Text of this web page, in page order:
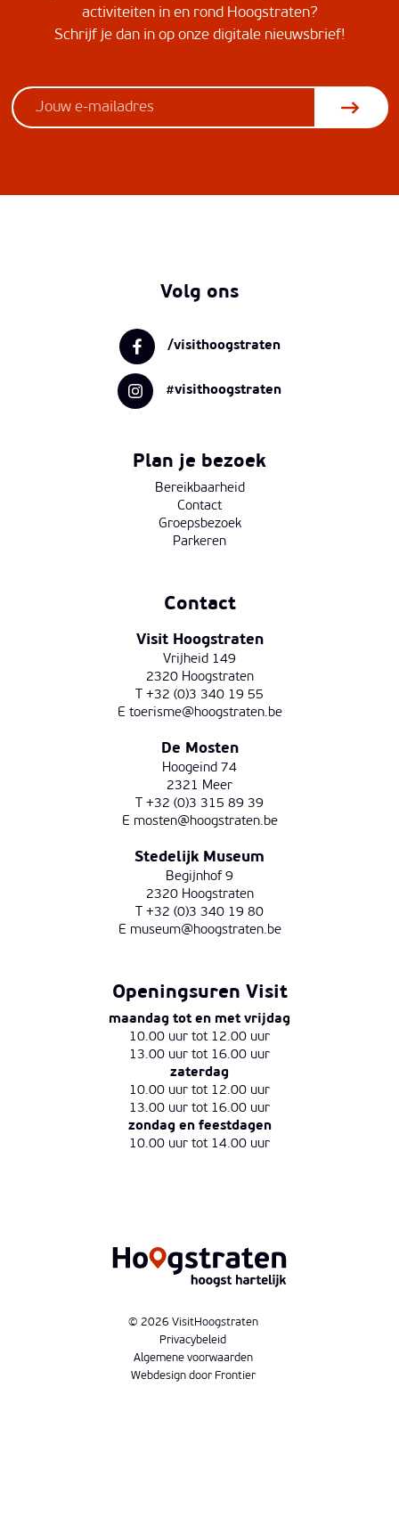
activiteiten in en rond Hoogstraten?
Schrijf je dan in op onze digitale nieuwsbrief!
Volg ons
/visithoogstraten
#visithoogstraten
Plan je bezoek
Bereikbaarheid
Contact
Groepsbezoek
Parkeren
Contact
Visit Hoogstraten
Vrijheid 149
2320 Hoogstraten
T +32 (0)3 340 19 55
E toerisme@hoogstraten.be
De Mosten
Hoogeind 74
2321 Meer
T +32 (0)3 315 89 39
E mosten@hoogstraten.be
Stedelijk Museum
Begijnhof 9
2320 Hoogstraten
T +32 (0)3 340 19 80
E museum@hoogstraten.be
Openingsuren Visit
maandag tot en met vrijdag
10.00 uur tot 12.00 uur
13.00 uur tot 16.00 uur
zaterdag
10.00 uur tot 12.00 uur
13.00 uur tot 16.00 uur
zondag en feestdagen
10.00 uur tot 14.00 uur
© 2026 VisitHoogstraten
Privacybeleid
Algemene voorwaarden
Webdesign door Frontier